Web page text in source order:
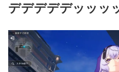
デデデデデッッッ